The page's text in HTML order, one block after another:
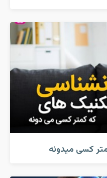
کسی میدونه